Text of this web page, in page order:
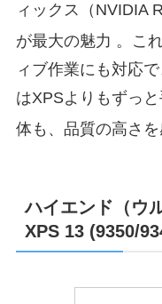
ィックス（NVIDIA
が最大の魅力 。こ
ィブ作業にも対応
はXPSよりもずっ
体も、品質の高さ
ハイエンド（ウ
XPS 13 (9350/